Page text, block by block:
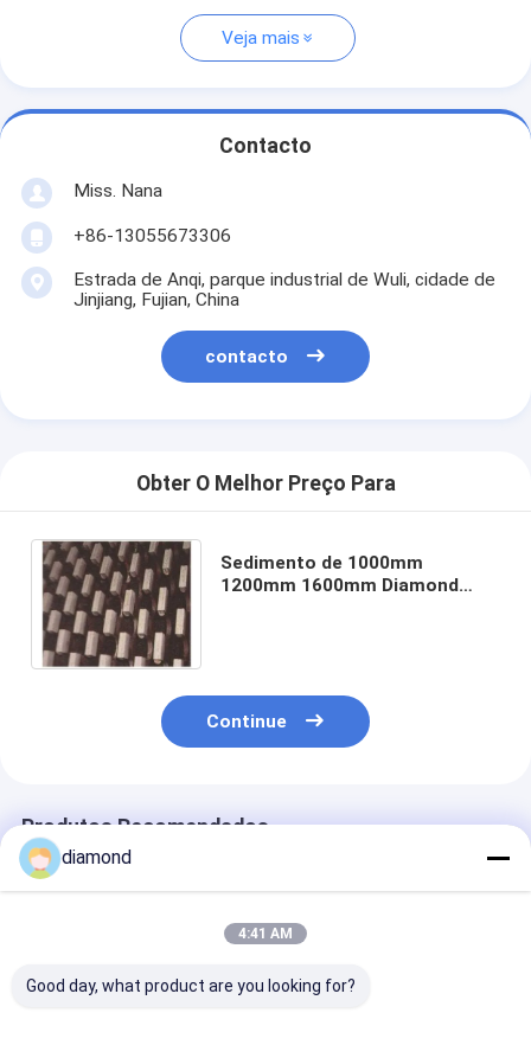
Veja mais
Contacto
Miss. Nana
+86-13055673306
Estrada de Anqi, parque industrial de Wuli, cidade de
Jinjiang, Fujian, China
contacto
Obter O Melhor Preço Para
Sedimento de 1000mm
1200mm 1600mm Diamond
Continue
Produtos Recomendados
diamond
4:41 AM
Good day, what product are you looking for?